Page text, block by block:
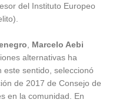
del Instituto Europeo
Marcelo Aebi
alternativas ha
este sentido, seleccionó
de 2017 de Consejo de
en la comunidad. En